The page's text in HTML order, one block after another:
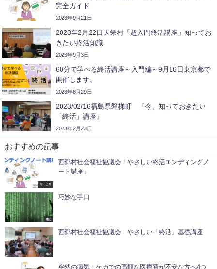
完全ガイド
2023年9月21日
2023年2月22日天栄村「超入門終活講座」知ってお
きたい終活知識
2023年9月3日
60分で学べる終活講座～入門編～9月16日東京都で
開催します。
2023年8月29日
2023/02/16福島県磐梯町 『今、知っておきたい
「終活」講座』
2023年2月23日
おすすめの記事
サービス
西郷村社会福祉協議会「やさしい終活エンディングノ
ート講座」
雑記
巧妙な手口
雑記
西郷村社会福祉協議会 やさしい「終活」基礎講座
突然の病気・ケガでの高額な医療費が不安な方へ4つ